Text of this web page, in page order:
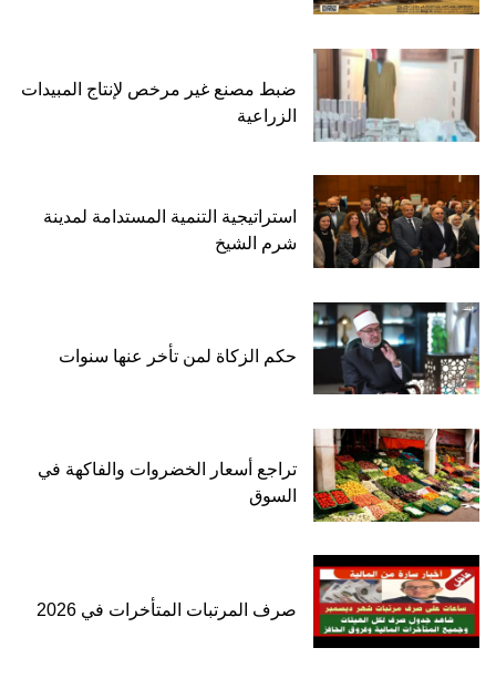
ضبط مصنع غير مرخص لإنتاج المبيدات
الزراعية
استراتيجية التنمية المستدامة لمدينة
شرم الشيخ
حكم الزكاة لمن تأخر عنها سنوات
تراجع أسعار الخضروات والفاكهة في
السوق
صرف المرتبات المتأخرات في 2026